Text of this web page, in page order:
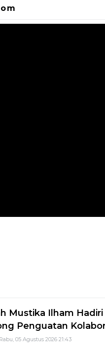
Mustika Ilham
Penguatan
05 Agustus 2026 21:43